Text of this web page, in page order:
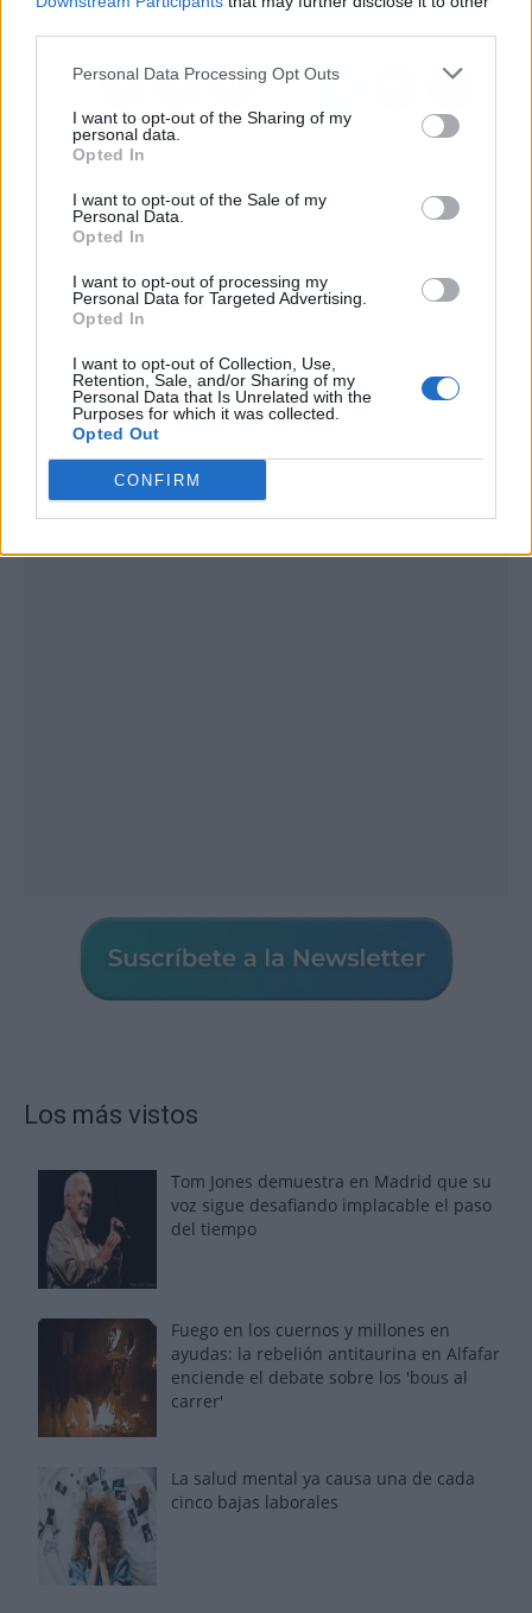
Personal Data Processing Opt Outs
I want to opt-out of the Sharing of my
personal data.
Opted In
I want to opt-out of the Sale of my
Personal Data.
Opted In
I want to opt-out of processing my
Personal Data for Targeted Advertising.
Opted In
I want to opt-out of Collection, Use,
Retention, Sale, and/or Sharing of my
Personal Data that Is Unrelated with the
Purposes for which it was collected.
Opted Out
CONFIRM
Los más vistos
Tom Jones demuestra en Madrid que su
voz sigue desafiando implacable el paso
del tiempo
Fuego en los cuernos y millones en
ayudas: la rebelión antitaurina en Alfafar
enciende el debate sobre los 'bous al
carrer'
La salud mental ya causa una de cada
cinco bajas laborales